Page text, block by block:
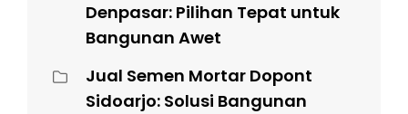
Denpasar: Pilihan Tepat untuk
Bangunan Awet
Jual Semen Mortar Dopont
Sidoarjo: Solusi Bangunan